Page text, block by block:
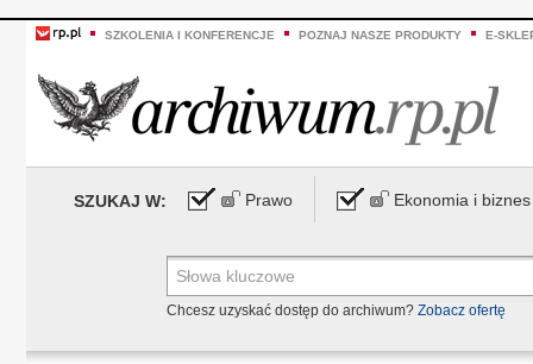
SZKOLENIA I KONFERENCJE POZNAJ NASZE PRODUKTY E-
SZUKAJ W: Prawo Ekonomia i biznes
Chcesz uzyskać dostęp do archiwum? Zobacz ofertę